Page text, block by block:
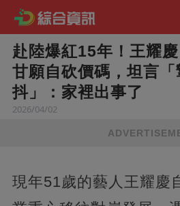
赴陸爆紅15年！王耀慶
甘願自砍價碼，坦言
抖」：家裡出事了
2026/04/02
現年51歲的藝人王耀慶